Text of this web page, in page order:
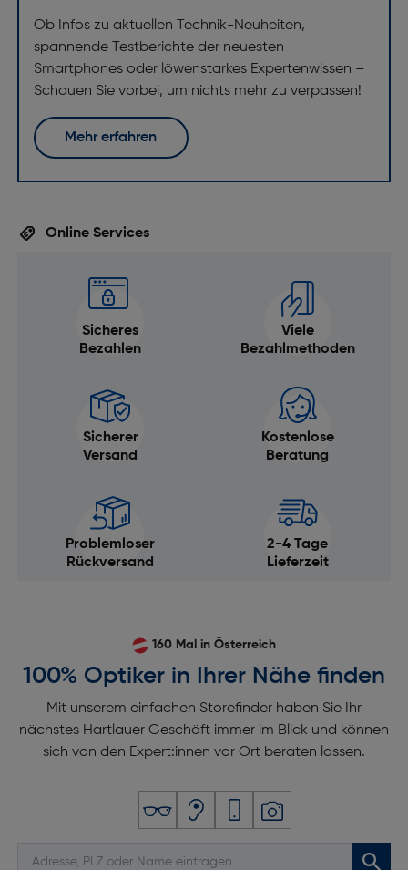
Ob Infos zu aktuellen Technik-Neuheiten,
spannende Testberichte der neuesten
Smartphones oder löwenstarkes Expertenwissen –
Schauen Sie vorbei, um nichts mehr zu verpassen!
Mehr erfahren
Online Services
Sicheres
Bezahlen
Viele
Bezahlmethoden
Sicherer
Versand
Kostenlose
Beratung
Problemloser
Rückversand
2-4 Tage
Lieferzeit
160 Mal in Österreich
100% Optiker in Ihrer Nähe finden
Mit unserem einfachen Storefinder haben Sie Ihr
nächstes Hartlauer Geschäft immer im Blick und können
sich von den Expert:innen vor Ort beraten lassen.